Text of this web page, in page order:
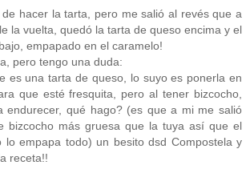
de hacer la tarta, pero me salió al revés que a
la vuelta, quedó la tarta de queso encima y el
empapado en el caramelo!
pero tengo una duda:
es una tarta de queso, lo suyo es ponerla en
que esté fresquita, pero al tener bizcocho,
endurecer, qué hago? (es que a mi me salió
bizcocho más gruesa que la tuya así que el
lo empapa todo) un besito dsd Compostela y
receta!!